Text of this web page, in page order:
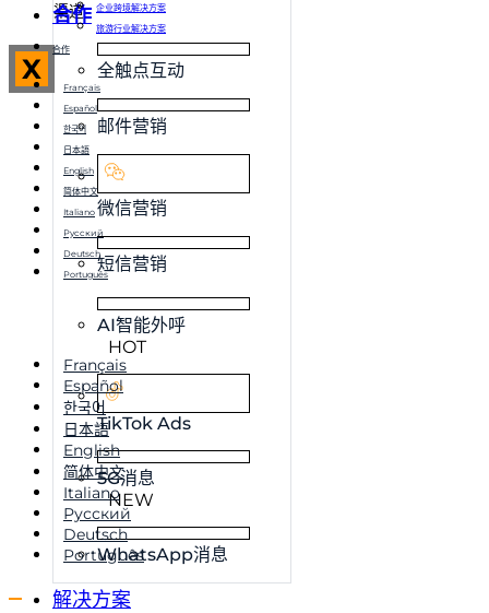
渠道
全触点互动
邮件营销
微信营销
短信营销
AI智能外呼
HOT
TikTok Ads
5G消息
NEW
WhatsApp消息
解决方案
合作
X
企业跨境解决方案
旅游行业解决方案
合作
Français
Español
한국어
日本語
English
简体中文
Italiano
Русский
Deutsch
Português
Français
Español
한국어
日本語
English
简体中文
Italiano
Русский
Deutsch
Português